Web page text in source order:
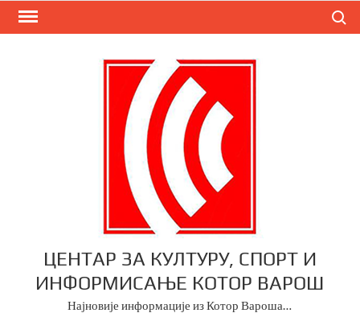
Skip
ЦЕНТАР ЗА КУЛТУРУ, СПОРТ И
ИНФОРМИСАЊЕ КОТОР ВАРОШ
Најновије информације из Котор Вароша…